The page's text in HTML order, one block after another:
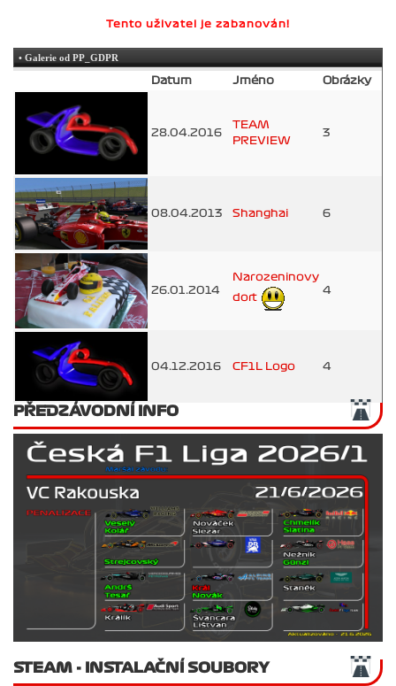
Tento uživatel je zabanován!
• Galerie od PP_GDPR
Datum Jméno Obrázky
28.04.2016
TEAM
PREVIEW
3
08.04.2013 Shanghai 6
26.01.2014
Narozeninovy
dort
4
04.12.2016 CF1L Logo 4
PŘEDZÁVODNÍ INFO
STEAM - INSTALAČNÍ SOUBORY